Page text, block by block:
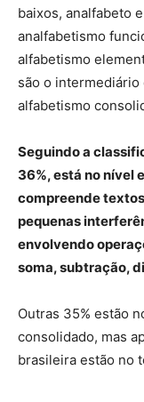
baixos, analfabeto
analfabetismo
alfabetismo
são o
alfabetismo
Seguindo a
36%, está no nível
compreende
pequenas
envolvendo
soma, subtração,
Outras 35% estão
consolidado, mas
brasileira estão no